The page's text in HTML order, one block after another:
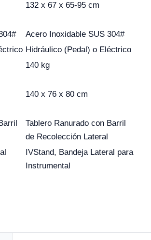
132 x 67 x 65-95 cm
Acero Inoxidable SUS 304#
Hidráulico (Pedal) o Eléctrico
140 kg
140 x 76 x 80 cm
Tablero Ranurado con Barril
de Recolección Lateral
IVStand, Bandeja Lateral para
Instrumental